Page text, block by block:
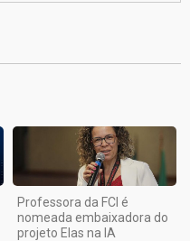
Professora da FCI é
nomeada embaixadora do
projeto Elas na IA